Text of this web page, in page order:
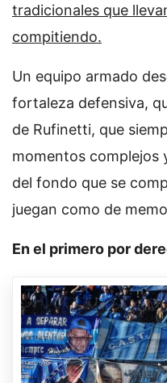
tradicionales que
compitiendo.
Un equipo armado
fortaleza defensiva,
de Rufinetti, que
momentos complejos
del fondo que se
juegan como de
En el primero por